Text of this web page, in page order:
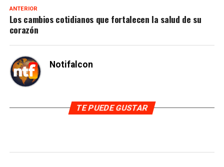
ANTERIOR
Los cambios cotidianos que fortalecen la salud de su
corazón
Notifalcon
TE PUEDE GUSTAR